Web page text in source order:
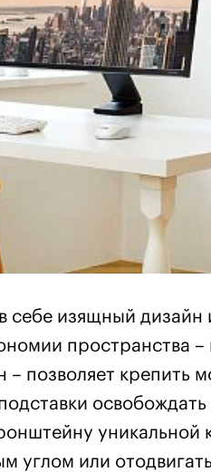
себе изящный дизайн
пространства
позволяет крепить
уникальной
углом или